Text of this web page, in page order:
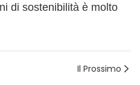
di sostenibilità è molto
Il Prossimo